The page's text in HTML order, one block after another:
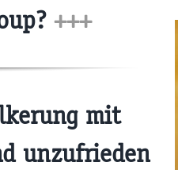
+++
mit
unzufrieden